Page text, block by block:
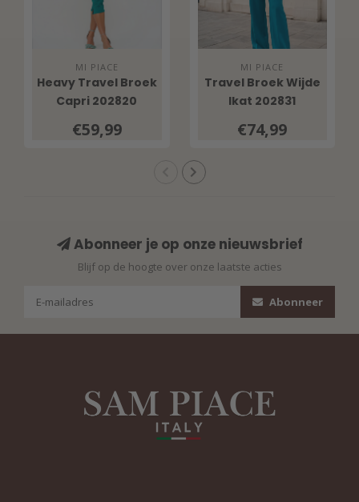
MI PIACE
Heavy Travel Broek
Capri 202820
€59,99
MI PIACE
Travel Broek Wijde
Ikat 202831
€74,99
Abonneer je op onze nieuwsbrief
Blijf op de hoogte over onze laatste acties
Abonneer